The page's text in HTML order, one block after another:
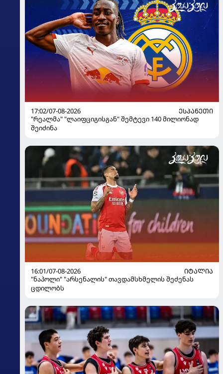
17:02/07-08-2026
ᲔᲡᲞᲐᲜᲔᲗᲘ
"რეალმა" "ლაიფციგისგან" შემტევი 140 მილიონად
შეიძინა
16:01/07-08-2026
ᲘᲢᲐᲚᲘᲐ
"ნაპოლი" "არსენალის" თავდამსხმელის შეძენას
ცდილობს